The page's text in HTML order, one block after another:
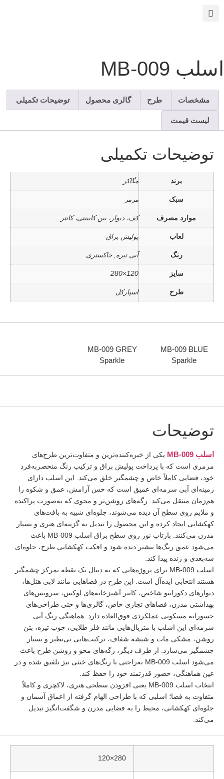
اسلب MB-009
مشخصات طرح گالری محصول توضیحات تکمیلی
لیست قیمت
توضیحات تکمیلی
برند مگاکر
سبک مرمر
موارد مصرف کف، دیوار، بین کابینتی، کانتر
لعاب پولیش براق
رنگ آبی تیره, خاکستری
سایز 120×280
طرح اسپارکل
MB-009 BLUE
Sparkle
MB-009 GREY
Sparkle
توضیحات
اسلب MB-009
یکی از خیره‌کننده‌ترین و متفاوت‌ترین طرح‌های
مرمری است که با پرداخت پولیش براق و ترکیب رنگ منحصربه‌فرد
خود، فضایی کاملاً خاص و چشمگیر خلق می‌کند. این اسلب دارای
زمینه‌ای آبی سرمه‌ای عمیق است که حس آرامش، عمق و شکوه را
هم‌زمان منتقل می‌کند. رگه‌های روشن‌تر و محوی که به‌صورت پراکنده
و ملایم روی سطح آن دیده می‌شوند، جلوه‌ای شبیه به بافت‌های
کهکشانی ایجاد کرده و این محصول را تبدیل به گزینه‌ای هنری و بسیار
مدرن می‌کنند. بازتاب نور روی سطح براق اسلب MB-009 باعث
می‌شود عمق رنگ‌ها بیشتر دیده شود و افکت کهکشانی طرح، جلوه‌ای
سه‌بعدی و زنده پیدا کند.
اسلب MB-009 برای پروژه‌هایی که به دنبال یک نقطه تمرکز چشمگیر
هستند انتخابی ایده‌آل است. این طرح در فضاهایی مانند لابی‌ هتل‌ها،
دیوارهای دکوراتیو شاخص، کانتر آشپزخانه‌های لوکس، سرویس‌های
بهداشتی مدرن، فضاهای تجاری خاص، گالری‌ها و حتی طراحی‌های
جسورانه مسکونی عملکردی فوق‌العاده دارد. هماهنگی رنگ آبی
سرمه‌ای این اسلب با متریال‌هایی مانند فلز طلایی، چوب تیره، بتن
روشن، مشکی مات و شیشه شفاف، ترکیب‌هایی بی‌نظیر و بسیار
چشمگیر می‌سازد. از طرف دیگر، رگه‌های محو و روشن طرح باعث
می‌شود اسلب MB-009 به‌راحتی با رنگ‌های خنثی نیز تلفیق شده و در
عین هماهنگی، حضور قدرتمند خود را حفظ کند.
انتخاب اسلب MB-009 یعنی افزودن سطحی هنری، لاکچری و کاملاً
متفاوت به فضا؛ اسلبی که با طراحی الهام گرفته از اعماق آسمان و
جلوه‌ای کهکشانی، محیط را به فضایی مدرن و شگفت‌انگیز تبدیل
می‌کند.
280×120